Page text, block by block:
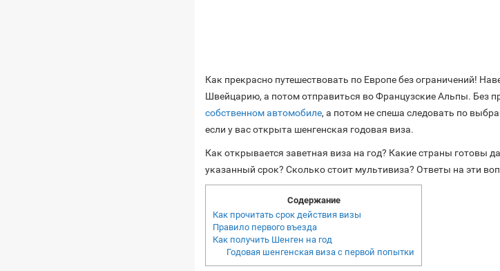
Как прекрасно путешествовать по Европе без ограничений!
Швейцарию, а потом отправиться во Французские Альпы. Без
собственном автомобиле, а потом не спеша следовать по
если у вас открыта шенгенская годовая виза.
Как открывается заветная виза на год? Какие страны готовы
указанный срок? Сколько стоит мультивиза? Ответы на эти
Содержание
Как прочитать срок действия визы
Правило первого въезда
Как получить Шенген на год
Годовая шенгенская виза с первой попытки